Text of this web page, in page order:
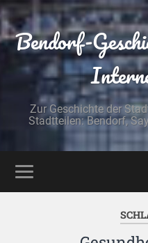
Bendorf-
Zur Geschichte der
Stadtteilen: Bendorf,